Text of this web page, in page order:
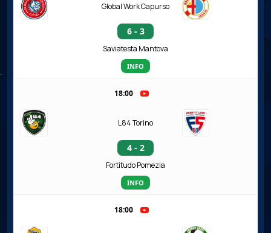
Global Work Capurso
6 - 3
Saviatesta Mantova
INFO
18:00
L84 Torino
4 - 2
Fortitudo Pomezia
INFO
18:00